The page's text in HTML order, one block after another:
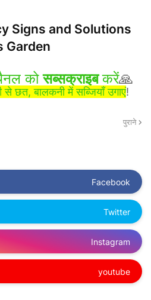
Signs and Solutions
Garden
कोसब्सक्राइबकरें🙏
छत, बालकनी में सब्जियाँ उगाएं!
पुराने
Facebook
Twitter
Instagram
youtube